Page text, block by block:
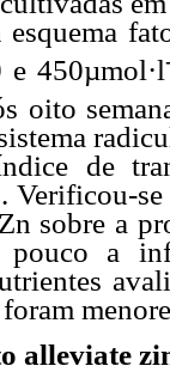
450µmol·l
oito
de
Verificou-
sobre a
pouco a
alleviate